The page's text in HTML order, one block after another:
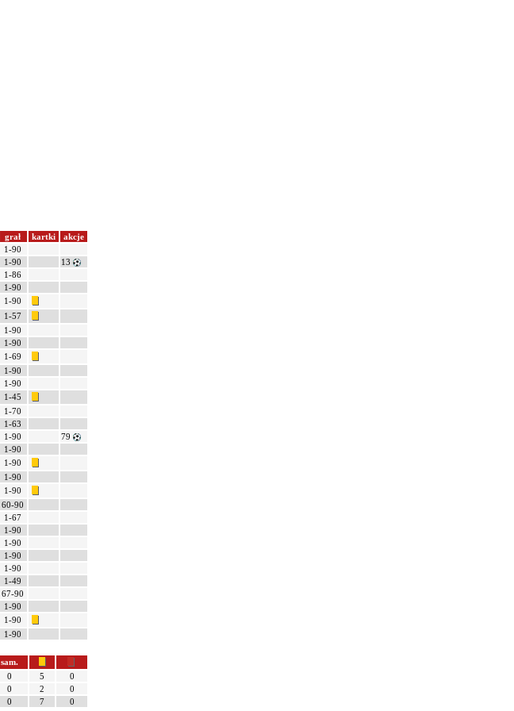
grał kartki
akcje
1-90
1-90
13
1-86
1-90
1-90
1-57
1-90
1-90
1-69
1-90
1-90
1-45
1-70
1-63
1-90
79
1-90
1-90
1-90
1-90
60-90
1-67
1-90
1-90
1-90
1-90
1-49
67-90
1-90
1-90
1-90
sam.
0 5
0
0 2
0
0 7 0